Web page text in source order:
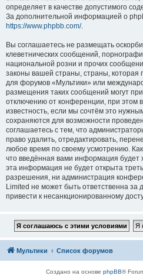
определяет в качестве допустимого
За дополнительной информацией о
https://www.phpbb.com/.
Вы соглашаетесь не размещать
клеветнических сообщений,
национальной розни и прочих
законы вашей страны, страны, которая
для форумов «Мультики» или
размещения таких сообщений могут
отключению от конференции, при этом
известность, если мы сочтём это
сохраняются для возможности
соглашаетесь с тем, что
право удалить, отредактировать,
любое время по своему усмотрению.
что введённая вами информация будет
эта информация не будет открыта
разрешения, ни администрация
Limited не может быть ответственна за
привести к несанкционированному
Мультики Список форумов
Создано на основе phpBB®